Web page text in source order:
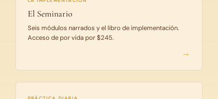
El Seminario
Seis módulos narrados y el libro de implementación.
Acceso de por vida por $245.